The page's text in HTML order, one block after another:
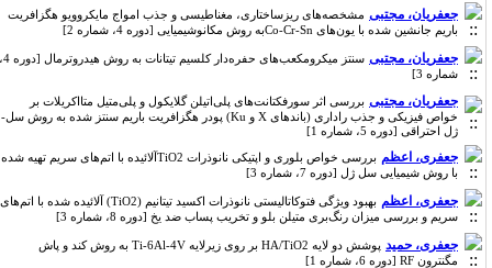
جعفریان، مجتبی مشخصه‌های ریزساختاری، مغناطیسی و جذب امواج مایکروویو هگزافریت
باریم جانشین شده با یون‌های Co-Cr-Snبه روش مکانوشیمیایی [دوره 4، شماره 2]
جعفریان، مجتبی
سنتز میکرومکعب‌های حفره‌دار کلسیم تیتانات به روش هیدروترمال [دوره 4،
شماره 3]
جعفریان، مجتبی بررسی اثر سورفکتانت‌های پلی‌اتیلن گلایکول و پلی‌متیل متااکریلات بر
خواص فیزیکی و جذب راداری (باندهای X و Ku) پودر هگزافریت باریم سنتز شده به روش سل-
ژل احتراقی [دوره 5، شماره 1]
جعفری، اعظم
بررسی خواص بلوری و اپتیکی نانوذرات TiO2آلائیده با اتم‌های سریم تهیه شده
با روش شیمیایی سل ژل [دوره 7، شماره 3]
جعفری، اعظم
بهبود ویژگی فتوکاتالیستی نانوذرات اکسید تیتانیم (TiO2) آلائیده شده با اتم‌های
سریم و بررسی میزان رنگ‌بری متیلن بلو و تخریب پساب ضد یخ [دوره 8، شماره 3]
جعفری، حمید
پوشش دو لایه HA/TiO2 بر روی زیرلایه Ti-6Al-4V به روش کند و پاش
مگنترون RF [دوره 6، شماره 1]